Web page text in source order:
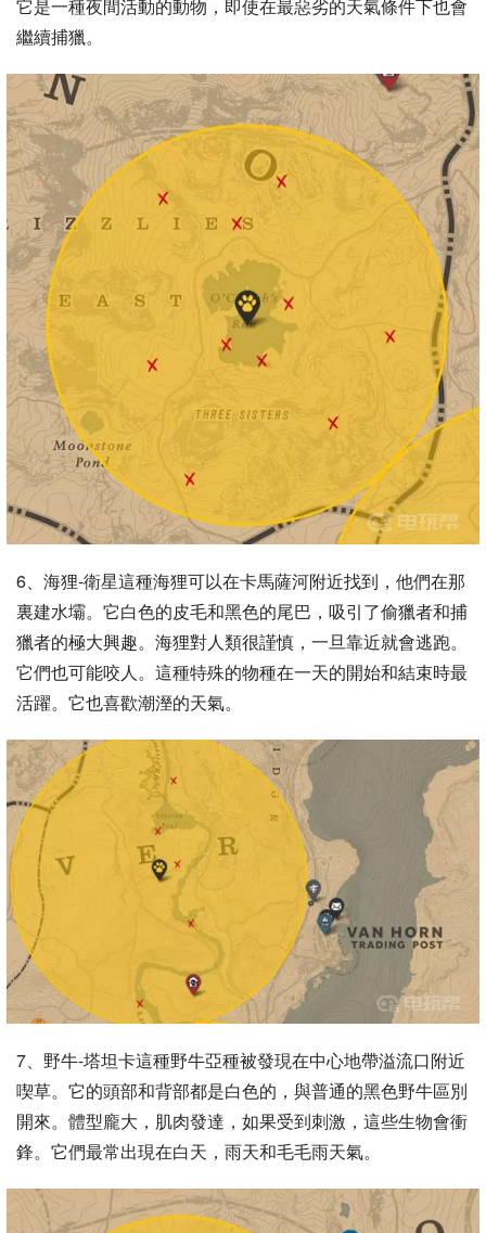
它是一種夜間活動的動物，即使在最惡劣的天氣條件下也會
繼續捕獵。
6、海狸-衛星這種海狸可以在卡馬薩河附近找到，他們在那
裏建水壩。它白色的皮毛和黑色的尾巴，吸引了偷獵者和捕
獵者的極大興趣。海狸對人類很謹慎，一旦靠近就會逃跑。
它們也可能咬人。這種特殊的物種在一天的開始和結束時最
活躍。它也喜歡潮溼的天氣。
7、野牛-塔坦卡這種野牛亞種被發現在中心地帶溢流口附近
喫草。它的頭部和背部都是白色的，與普通的黑色野牛區別
開來。體型龐大，肌肉發達，如果受到刺激，這些生物會衝
鋒。它們最常出現在白天，雨天和毛毛雨天氣。